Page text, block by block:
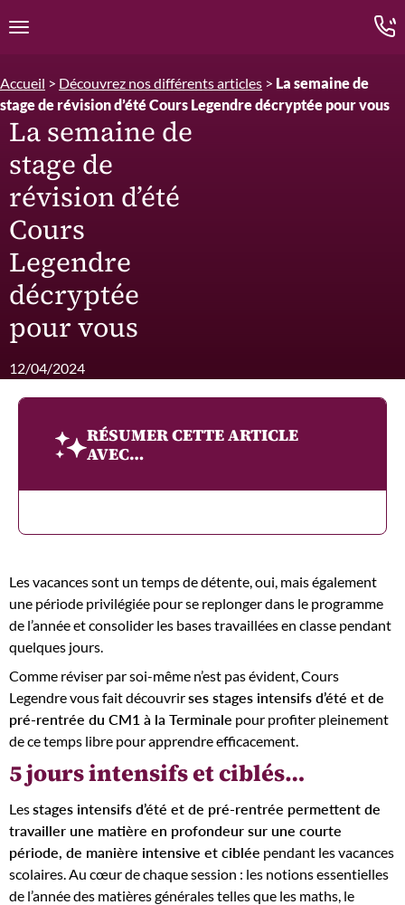
Ouvrir la navigation
Accueil > Découvrez nos différents articles > La semaine de
stage de révision d’été Cours Legendre décryptée pour vous
La semaine de
stage de
révision d’été
Cours
Legendre
décryptée
pour vous
12/04/2024
Les vacances sont un temps de détente, oui, mais également
une période privilégiée pour se replonger dans le programme
de l’année et consolider les bases travaillées en classe pendant
quelques jours.
Comme réviser par soi-même n’est pas évident, Cours
Legendre vous fait découvrirses stages intensifs d’été et de
pré-rentrée du CM1 à la Terminale pour profiter pleinement
de ce temps libre pour apprendre efficacement.
5 jours intensifs et ciblés…
Lesstages intensifs d’été et de pré-rentrée permettent de
travailler une matière en profondeur sur une courte
période, de manière intensive et ciblée pendant les vacances
scolaires. Au cœur de chaque session : les notions essentielles
de l’année des matières générales telles que les maths, le
RÉSUMER CETTE ARTICLE
AVEC…